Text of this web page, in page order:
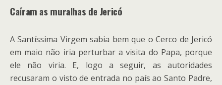
Caíram as muralhas de Jericó
A Santíssima Virgem sabia bem que o Cerco de Jericó
em maio não iria perturbar a visita do Papa, porque
ele não viria. E, logo a seguir, as autoridades
recusaram o visto de entrada no país ao Santo Padre,